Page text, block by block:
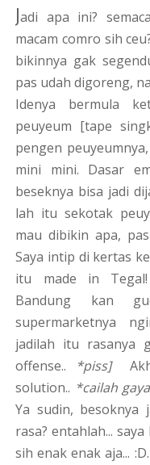
Jadi apa ini?
macam comro sih
bikinnya gak
pas udah digoreng,
Idenya bermula
peuyeum [tape
pengen
mini mini. Dasar
beseknya bisa jadi
lah itu sekotak
mau dibikin apa,
Saya intip di kertas
itu made in
Bandung kan
supermarketnya
jadilah itu rasanya
offense..
*piss]
solution.. *cailah
Ya sudin, besoknya
rasa? entahlah...
sih enak enak aja...